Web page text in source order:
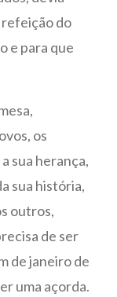
do
e para que
os
sua herança,
sua história,
outros,
de ser
de janeiro de
uma açorda.